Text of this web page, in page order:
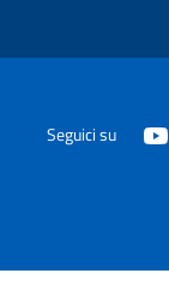
Seguici su